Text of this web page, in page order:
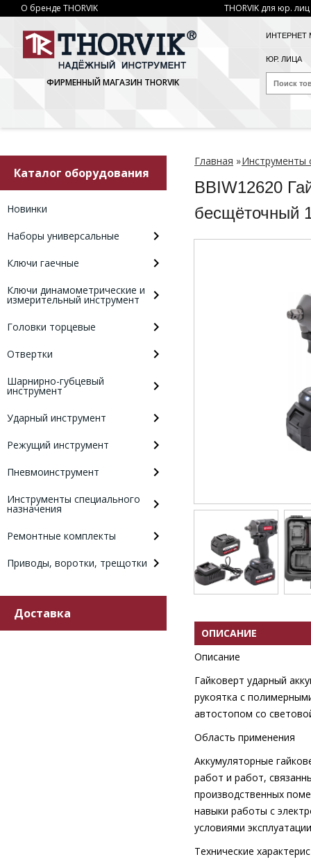
О бренде THORVIK THORVIK для юр. лиц
ФИРМЕННЫЙ МАГАЗИН THORVIK
ИНТЕРНЕТ
ЮР. ЛИЦА
Каталог оборудования
Новинки
Наборы универсальные
Ключи гаечные
Ключи динамометрические и
измерительный инструмент
Головки торцевые
Отвертки
Шарнирно-губцевый
инструмент
Ударный инструмент
Режущий инструмент
Пневмоинструмент
Инструменты специального
назначения
Ремонтные комплекты
Приводы, воротки, трещотки
Доставка
Главная »Инструменты
BBIW12620
бесщёточный
ОПИСАНИЕ
Описание
Гайковерт ударный
рукоятка с
автостопом со
Область применения
Аккумуляторные
работ и работ,
производственных
навыки работы с
условиями
Технические